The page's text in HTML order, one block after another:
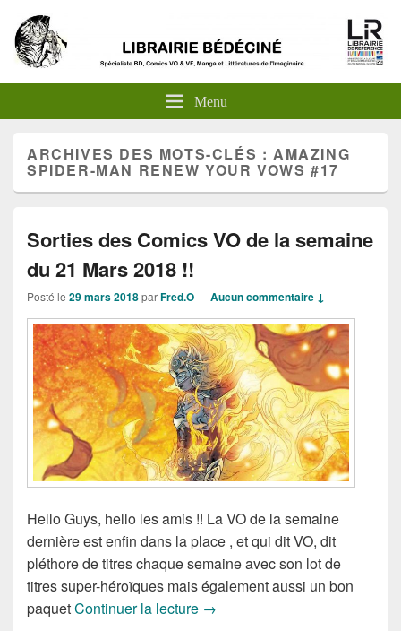
Menu
ARCHIVES DES MOTS-CLÉS : AMAZING
SPIDER-MAN RENEW YOUR VOWS #17
Sorties des Comics VO de la semaine
du 21 Mars 2018 !!
Posté le 29 mars 2018parFred.O—Aucun commentaire ↓
Hello Guys, hello les amis !! La VO de la semaine
dernière est enfin dans la place , et qui dit VO, dit
pléthore de titres chaque semaine avec son lot de
titres super-héroïques mais également aussi un bon
paquetContinuer la lecture Sorties des Comics VO de la
→